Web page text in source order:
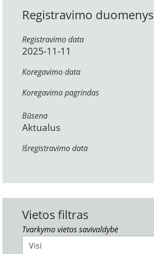
Registravimo duomenys
Registravimo data
2025-11-11
Koregavimo data
Koregavimo pagrindas
Būsena
Aktualus
Išregistravimo data
Vietos filtras
Tvarkymo vietos savivaldybė
Visi